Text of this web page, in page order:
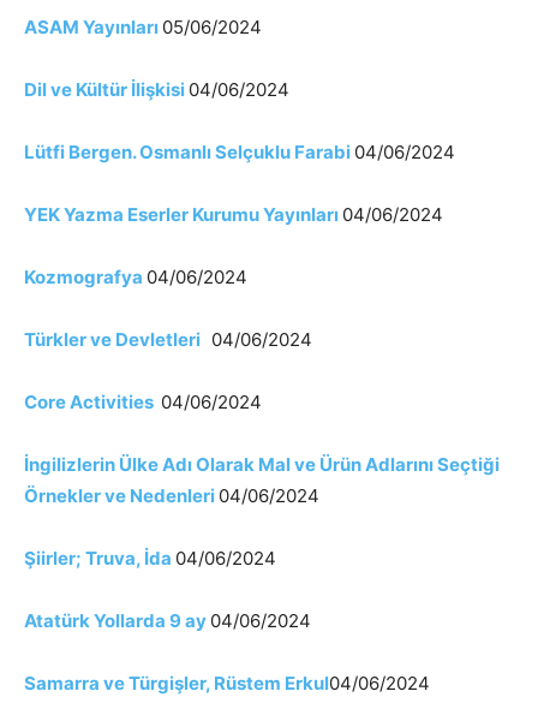
ASAM Yayınları 05/06/2024
Dil ve Kültür İlişkisi 04/06/2024
Lütfi Bergen. Osmanlı Selçuklu Farabi 04/06/2024
YEK Yazma Eserler Kurumu Yayınları 04/06/2024
Kozmografya 04/06/2024
Türkler ve Devletleri 04/06/2024
Core Activities 04/06/2024
İngilizlerin Ülke Adı Olarak Mal ve Ürün Adlarını Seçtiği
Örnekler ve Nedenleri 04/06/2024
Şiirler; Truva, İda 04/06/2024
Atatürk Yollarda 9 ay 04/06/2024
Samarra ve Türgişler, Rüstem Erkul04/06/2024